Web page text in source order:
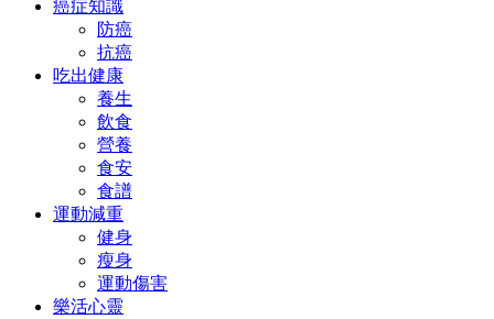
癌症知識
防癌
抗癌
吃出健康
養生
飲食
營養
食安
食譜
運動減重
健身
瘦身
運動傷害
樂活心靈